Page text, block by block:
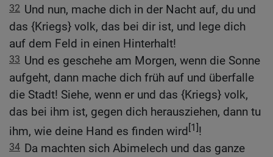
32 Und nun, mache dich in der Nacht auf, du und
das {Kriegs} volk, das bei dir ist, und lege dich
auf dem Feld in einen Hinterhalt!
33 Und es geschehe am Morgen, wenn die Sonne
aufgeht, dann mache dich früh auf und überfalle
die Stadt! Siehe, wenn er und das {Kriegs} volk,
das bei ihm ist, gegen dich herausziehen, dann tu
ihm, wie deine Hand es finden wird[1]!
34 Da machten sich Abimelech und das ganze